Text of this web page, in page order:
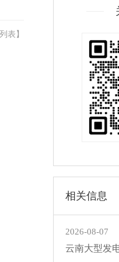
表 】
相关信息
2026-08-07
云南大型发